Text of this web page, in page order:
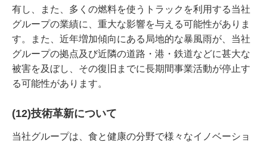
有し、また、多くの燃料を使うトラックを利用する当社
グループの業績に、重大な影響を与える可能性がありま
す。また、近年増加傾向にある局地的な暴風雨が、当社
グループの拠点及び近隣の道路・港・鉄道などに甚大な
被害を及ぼし、その復旧までに長期間事業活動が停止す
る可能性があります。
(12)技術革新について
当社グループは、食と健康の分野で様々なイノベーショ